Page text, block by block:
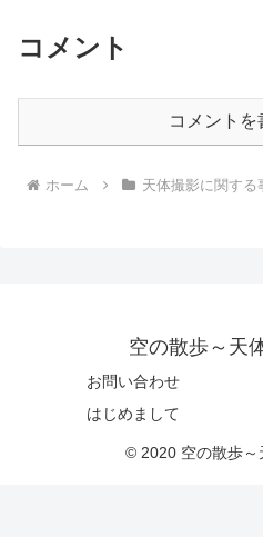
コメント
コメントを
ホーム 天体撮影に関する
空の散歩～天
お問い合わせ
はじめまして
© 2020 空の散歩～